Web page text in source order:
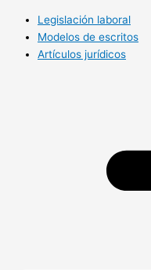
Legislación laboral
Modelos de escritos
Artículos jurídicos